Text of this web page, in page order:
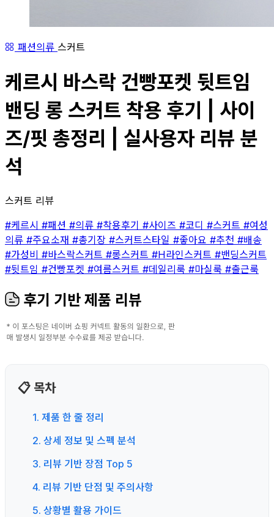
패션의류 스커트
케르시 바스락 건빵포켓 뒷트임
밴딩 롱 스커트 착용 후기 | 사이
즈/핏 총정리 | 실사용자 리뷰 분
석
스커트 리뷰
#케르시 #패션 #의류 #착용후기 #사이즈 #코디 #스커트 #여성
의류 #주요소재 #총기장 #스커트스타일 #좋아요 #추천 #배송
#가성비 #바스락스커트 #롱스커트 #H라인스커트 #밴딩스커트
#뒷트임 #건빵포켓 #여름스커트 #데일리룩 #마실룩 #출근룩
후기 기반 제품 리뷰
📋 목차
1. 제품 한 줄 정리
2. 상세 정보 및 스펙 분석
3. 리뷰 기반 장점 Top 5
4. 리뷰 기반 단점 및 주의사항
5. 상황별 활용 가이드